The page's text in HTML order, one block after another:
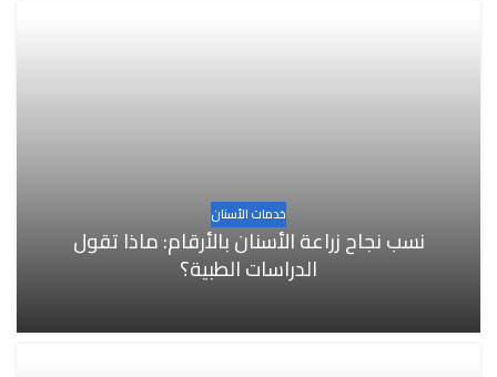
خدمات الأسنان
نسب نجاح زراعة الأسنان بالأرقام: ماذا تقول
الدراسات الطبية؟